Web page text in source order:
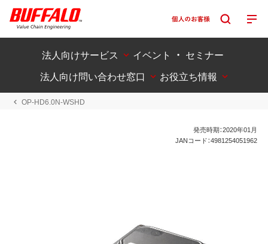
法人向けサービス
イベント ・ セミナー
法人向け問い合わせ窓口
お役立ち情報
OP-HD6.0N-WSHD
発売時期：2020年01月
JANコード：4981254051962